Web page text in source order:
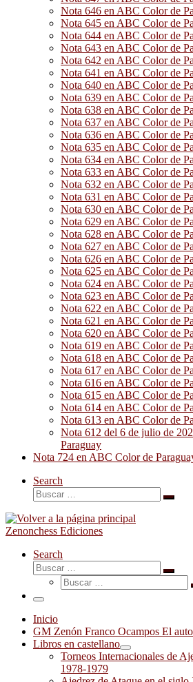
Nota 646 en ABC Color de
Nota 645 en ABC Color de
Nota 644 en ABC Color de
Nota 643 en ABC Color de
Nota 642 en ABC Color de
Nota 641 en ABC Color de
Nota 640 en ABC Color de
Nota 639 en ABC Color de
Nota 638 en ABC Color de
Nota 637 en ABC Color de
Nota 636 en ABC Color de
Nota 635 en ABC Color de
Nota 634 en ABC Color de
Nota 633 en ABC Color de
Nota 632 en ABC Color de
Nota 631 en ABC Color de
Nota 630 en ABC Color de
Nota 629 en ABC Color de
Nota 628 en ABC Color de
Nota 627 en ABC Color de
Nota 626 en ABC Color de
Nota 625 en ABC Color de
Nota 624 en ABC Color de
Nota 623 en ABC Color de
Nota 622 en ABC Color de
Nota 621 en ABC Color de
Nota 620 en ABC Color de
Nota 619 en ABC Color de
Nota 618 en ABC Color de
Nota 617 en ABC Color de
Nota 616 en ABC Color de
Nota 615 en ABC Color de
Nota 614 en ABC Color de
Nota 613 en ABC Color de
Nota 612 del 6 de julio de
Paraguay
Nota 724 en ABC Color de
Search
Buscar
Buscar
Zenonchess Ediciones
Search
Buscar
Buscar
Buscar
Menú
Inicio
GM Zenón Franco Ocampos El
Libros en castellano
Torneos Internacionales de
1978-1979